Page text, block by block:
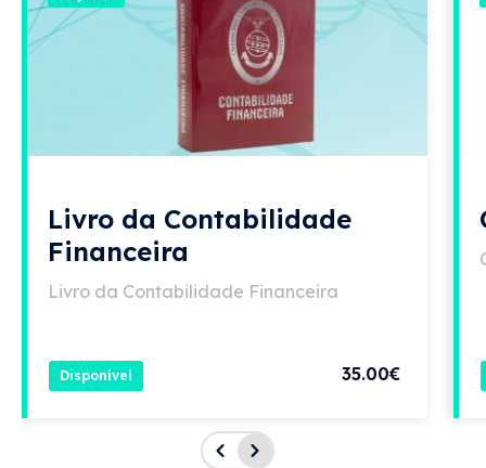
Livro da Contabilidade
Financeira
Livro da Contabilidade Financeira
35.00€
Disponível